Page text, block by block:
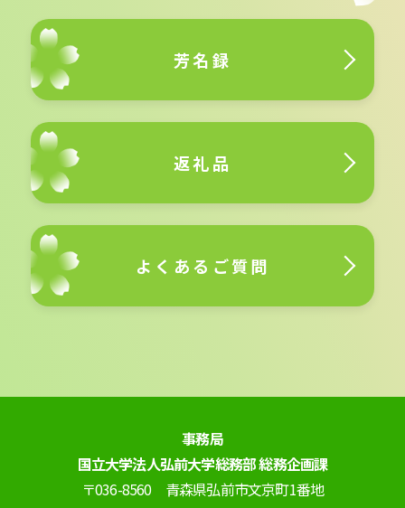
芳名録
返礼品
よくあるご質問
事務局
国立大学法人弘前大学総務部 総務企画課
〒036-8560 青森県弘前市文京町1番地